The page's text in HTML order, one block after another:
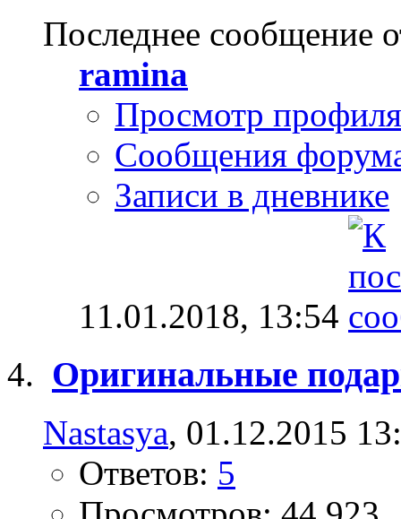
Последнее сообщение
ramina
Просмотр профиля
Сообщения
Записи в дневнике
11.01.2018, 13:54
Оригинальные
Nastasya, 01.12.2015
Ответов: 5